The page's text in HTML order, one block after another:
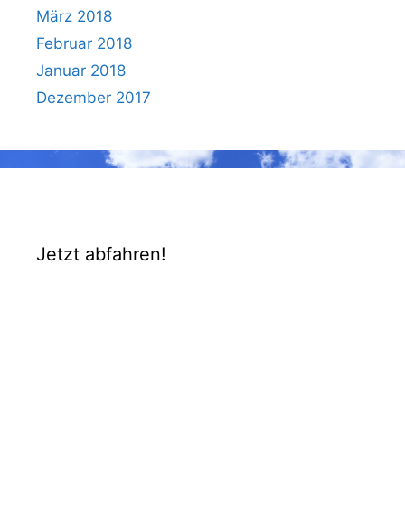
März 2018
Februar 2018
Januar 2018
Dezember 2017
Jetzt abfahren!